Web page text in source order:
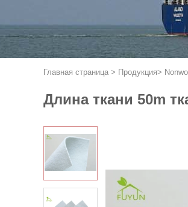
Главная страница > Продукция>
Длина ткани 50m